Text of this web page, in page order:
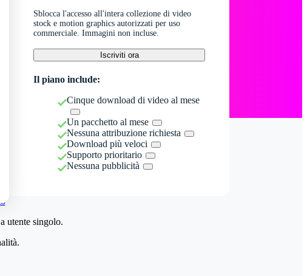
Sblocca l'accesso all'intera collezione di video
stock e motion graphics autorizzati per uso
commerciale. Immagini non incluse.
Iscriviti ora
Il piano include:
Cinque download di video al mese
Un pacchetto al mese
Nessuna attribuzione richiesta
Download più veloci
Supporto prioritario
Nessuna pubblicità
utente singolo.